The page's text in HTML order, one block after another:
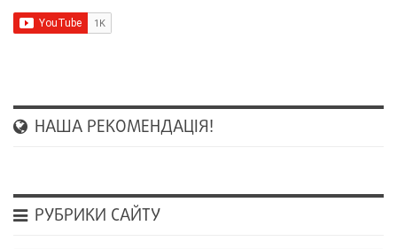
НАША РЕКОМЕНДАЦІЯ!
РУБРИКИ САЙТУ